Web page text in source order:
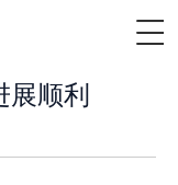
展顺利